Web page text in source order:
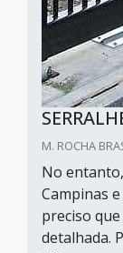
M. ROCHA
No
Campinas
preciso
detalhada.